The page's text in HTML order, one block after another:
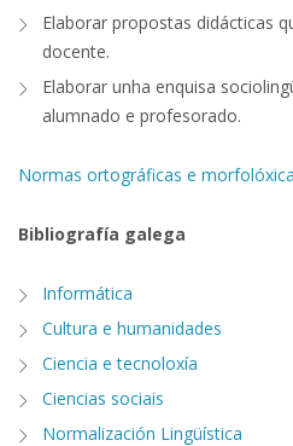
Elaborar propostas didácticas
docente.
Elaborar unha enquisa
alumnado e profesorado.
Normas ortográficas e
Bibliografía galega
Informática
Cultura e humanidades
Ciencia e tecnoloxía
Ciencias sociais
Normalización Lingüística